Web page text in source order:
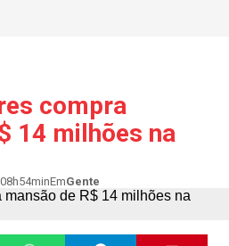
compra
14 milhões na
EmGente